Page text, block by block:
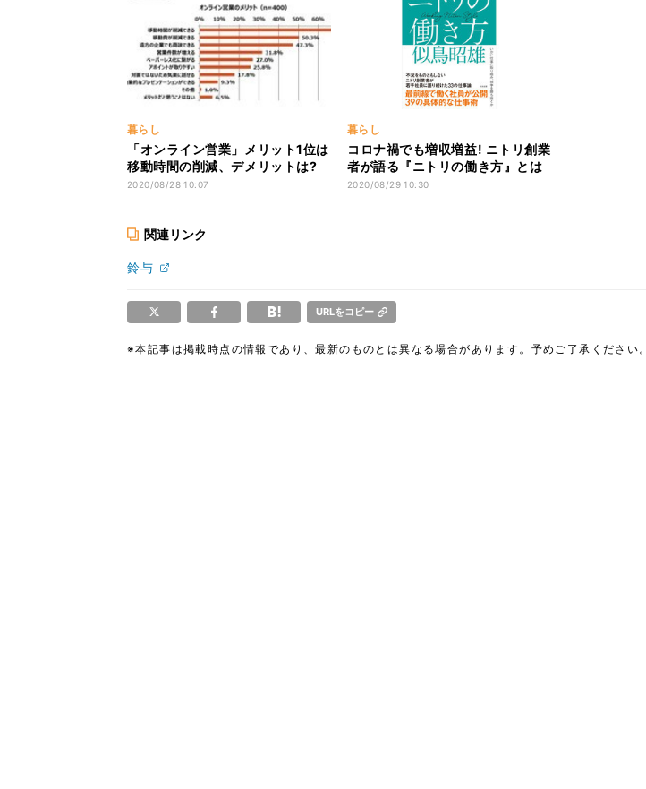
暮らし
「オンライン営業」メリット1位は
移動時間の削減、デメリットは?
2020/08/28 10:07
暮らし
コロナ禍でも増収増益! ニトリ創業
者が語る『ニトリの働き方』とは
2020/08/29 10:30
関連リンク
鈴与
URLをコピー
※本記事は掲載時点の情報であり、最新のものとは異なる場合があります。予めご了承ください。